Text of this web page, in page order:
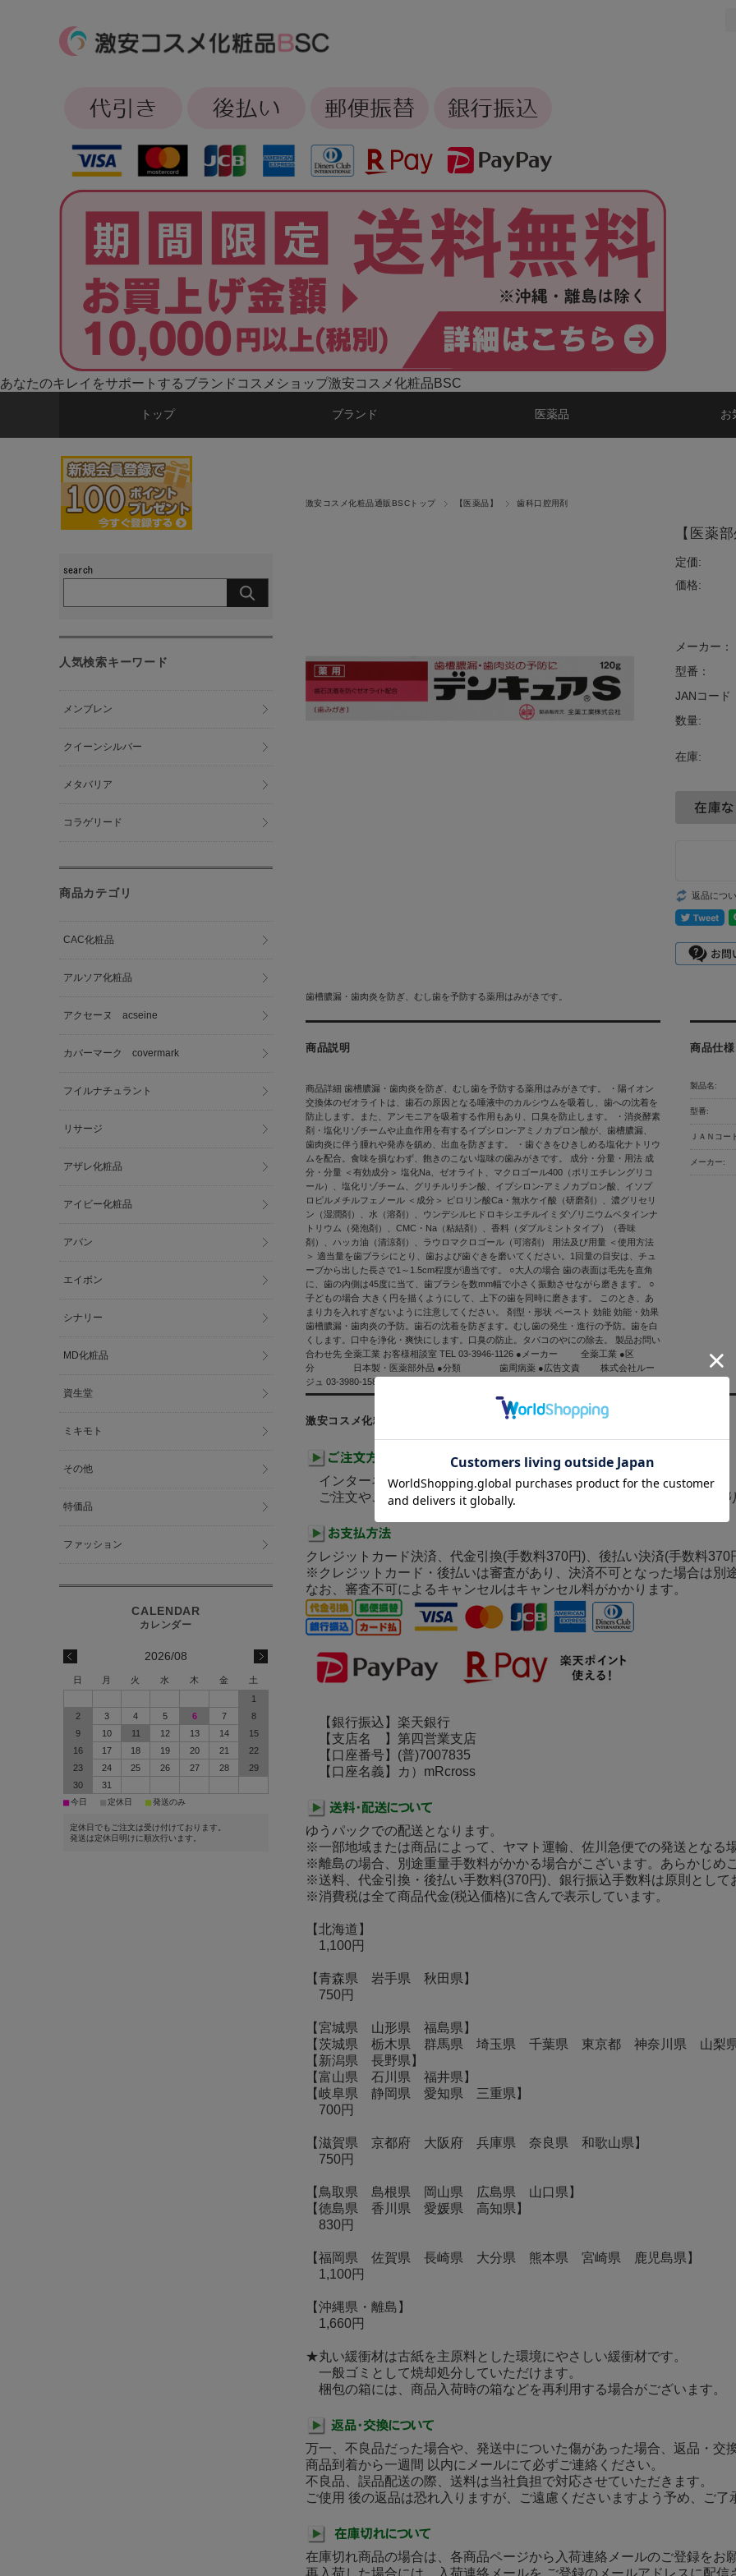
あなたのキレイをサポートするブランドコスメショップ激安コスメ化粧品BSC
トップ ブランド 医薬品 お
激安コスメ化粧品通販BSCトップ 【医薬品】 歯科口腔用剤
【医薬
定価:
価格:
メーカー：
型番：
JANコード
数量:
在庫:
返品につ
歯槽膿漏・歯肉炎を防ぎ、むし歯を予防する薬用はみがきです。
商品説明
商品詳細 歯槽膿漏・歯肉炎を防ぎ、むし歯を予防する薬用はみがきです。 ・陽イオン
交換体のゼオライトは、歯石の原因となる唾液中のカルシウムを吸着し、歯への沈着を
防止します。また、アンモニアを吸着する作用もあり、口臭を防止します。 ・消炎酵素
剤・塩化リゾチームや止血作用を有するイプシロン-アミノカプロン酸が、歯槽膿漏、
歯肉炎に伴う腫れや発赤を鎮め、出血を防ぎます。 ・歯ぐきをひきしめる塩化ナトリウ
ムを配合。食味を損なわず、飽きのこない塩味の歯みがきです。 成分・分量・用法 成
分・分量 ＜有効成分＞ 塩化Na、ゼオライト、マクロゴール400（ポリエチレングリコ
ール）、塩化リゾチーム、グリチルリチン酸、イプシロン-アミノカプロン酸、イソプ
ロピルメチルフェノール ＜成分＞ ピロリン酸Ca・無水ケイ酸（研磨剤）、濃グリセリ
ン（湿潤剤）、水（溶剤）、ウンデシルヒドロキシエチルイミダゾリニウムベタインナ
トリウム（発泡剤）、CMC・Na（粘結剤）、香料（ダブルミントタイプ）（香味
剤）、ハッカ油（清涼剤）、ラウロマクロゴール（可溶剤） 用法及び用量 ＜使用方法
＞ 適当量を歯ブラシにとり、歯および歯ぐきを磨いてください。1回量の目安は、チュ
ーブから出した長さで1～1.5cm程度が適当です。 ○大人の場合 歯の表面は毛先を直角
に、歯の内側は45度に当て、歯ブラシを数mm幅で小さく振動させながら磨きます。 ○
子どもの場合 大きく円を描くようにして、上下の歯を同時に磨きます。 このとき、あ
まり力を入れすぎないように注意してください。 剤型・形状 ペースト 効能 効能・効果
歯槽膿漏・歯肉炎の予防。歯石の沈着を防ぎます。むし歯の発生・進行の予防。歯を白
くします。口中を浄化・爽快にします。口臭の防止。タバコのやにの除去。 製品お問い
合わせ先 全薬工業 お客様相談室 TEL 03-3946-1126 ●メーカー 全薬工業 ●区
分 日本製・医薬部外品 ●分類 歯周病薬 ●広告文責 株式会社ルー
ジュ 03-3980-1585 ※画像はイメージ画像となっております。
商品仕様
製品名:
型番:
ＪＡＮコー
メーカー:
激安コスメ化粧品通販BSC｜ご利用ガイド
インターネットにて24時間受け付けております。
ご注文やご質問メールの対応は、土日祝日を除く平日のみの対応となり
クレジットカード決済、代金引換(手数料370円)、後払い決済(手数料
※クレジットカード・後払いは審査があり、決済不可となった場合は別
なお、審査不可によるキャンセルはキャンセル料がかかります。
【銀行振込】楽天銀行
【支店名 】第四営業支店
【口座番号】(普)7007835
【口座名義】カ）mRcross
ゆうパックでの配送となります。
※一部地域または商品によって、ヤマト運輸、佐川急便での発送となる
※離島の場合、別途重量手数料がかかる場合がこざいます。あらかじめ
※送料、代金引換・後払い手数料(370円)、銀行振込手数料は原則として
※消費税は全て商品代金(税込価格)に含んで表示しています。
【北海道】
1,100円
【青森県 岩手県 秋田県】
750円
【宮城県 山形県 福島県】
【茨城県 栃木県 群馬県 埼玉県 千葉県 東京都 神奈川県 山梨県
【新潟県 長野県】
【富山県 石川県 福井県】
【岐阜県 静岡県 愛知県 三重県】
700円
【滋賀県 京都府 大阪府 兵庫県 奈良県 和歌山県】
750円
【鳥取県 島根県 岡山県 広島県 山口県】
【徳島県 香川県 愛媛県 高知県】
830円
【福岡県 佐賀県 長崎県 大分県 熊本県 宮崎県 鹿児島県】
1,100円
【沖縄県・離島】
1,660円
★丸い緩衝材は古紙を主原料とした環境にやさしい緩衝材です。
一般ゴミとして焼却処分していただけます。
梱包の箱には、商品入荷時の箱などを再利用する場合がございます。
万一、不良品だった場合や、発送中についた傷があった場合、返品・交
商品到着から一週間 以内にメールにて必ずご連絡ください。
不良品、誤品配送の際、送料は当社負担で対応させていただきます。
ご使用 後の返品は恐れ入りますが、ご遠慮くださいますよう予め、ご了
在庫切れ商品の場合は、各商品ページから入荷連絡メールのご登録をお
再入荷した場合には、入荷連絡メールを ご登録のメールアドレスに配信
人気検索キーワード
メンブレン
クイーンシルバー
メタバリア
コラゲリード
商品カテゴリ
CAC化粧品
アルソア化粧品
アクセーヌ acseine
カバーマーク covermark
フイルナチュラント
リサージ
アザレ化粧品
アイビー化粧品
アバン
エイボン
シナリー
MD化粧品
資生堂
ミキモト
その他
特価品
ファッション
2026/08
日 月 火 水 木 金
土
1
2
3 4 5 6 7
8
9
10 11 12 13 14
15
16
17 18 19 20 21
22
23
24 25 26 27 28
29
30
31
■今日 ■ 定休日 ■発送のみ
定休日でもご注文は受け付けております。
発送は定休日明けに順次行います。